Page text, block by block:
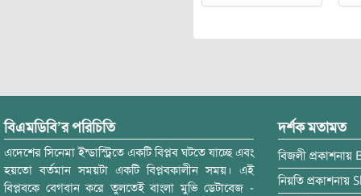
বিএমডিবি’র পরিচিতি
এদেশের সিনেমা ইন্ডাস্ট্রিতে একটি বিপ্লব ঘটতে যাচ্ছে এবং
হয়তো বর্তমান সময়টা একটি বিপ্লবকালীন সময়। এই
বিপ্লবকে বেগবান করে তুলতেই বাংলা মুভি ডেটাবেজ -
দর্শক মতামত
বিজলী প্রকাশনায়
নিয়তি প্রকাশনায়